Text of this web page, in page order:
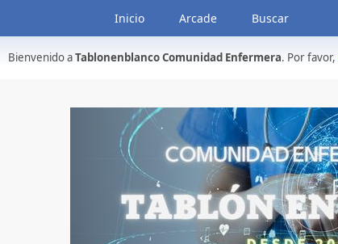
Inicio Arcade Buscar
Bienvenido aTablonenblanco Comunidad Enfermera. Por favor,